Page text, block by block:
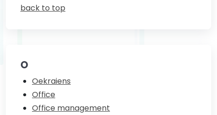
back to top
O
Oekraiens
Office
Office management